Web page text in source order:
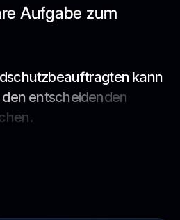
Aufgabe zum
dschutzbeauftragten kann
den entscheidenden
hen.